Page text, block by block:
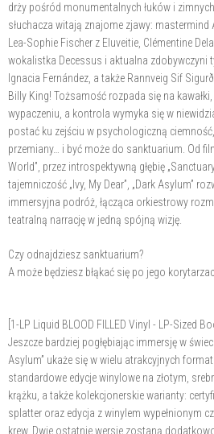
drży pośród monumentalnych łuków i
słuchacza witają znajome zjawy:
Lea-Sophie Fischer z Eluveitie, Clémentine
wokalistka Decessus i aktualna zdobywczyni
Ignacia Fernández, a także Rannveig Sif
Billy King! Tożsamość rozpada się na
wypaczeniu, a kontrola wymyka się w
postać ku zejściu w psychologiczną
przemiany… i być może do sanktuarium. Od
World”, przez introspektywną głębię
tajemniczość „Ivy, My Dear”, „Dark Asylum”
immersyjna podróż, łącząca orkiestrowy
teatralną narrację w jedną spójną wizję.
Czy odnajdziesz sanktuarium?
A może będziesz błąkać się po jego
[1-LP Liquid BLOOD FILLED Vinyl - LP-Sized
Jeszcze bardziej pogłębiając immersję w
Asylum” ukaże się w wielu atrakcyjnych
standardowe edycje winylowe na złotym,
krążku, a także kolekcjonerskie warianty:
splatter oraz edycja z winylem wypełnionym
krew. Dwie ostatnie wersje zostaną